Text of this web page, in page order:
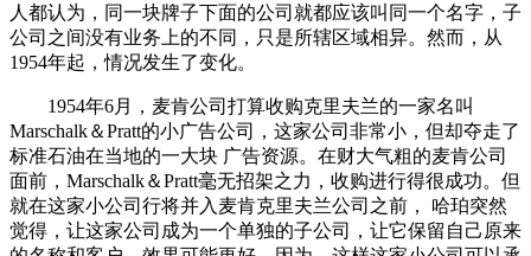
人都认为，同一块牌子下面的公司就都应该叫同一个名字，子
公司之间没有业务上的不同，只是所辖区域相异。然而，从
1954年起，情况发生了变化。
1954年6月，麦肯公司打算收购克里夫兰的一家名叫
Marschalk＆Pratt的小广告公司，这家公司非常小，但却夺走了
标准石油在当地的一大块 广告资源。在财大气粗的麦肯公司
面前，Marschalk＆Pratt毫无招架之力，收购进行得很成功。但
就在这家小公司行将并入麦肯克里夫兰公司之前， 哈珀突然
觉得，让这家公司成为一个单独的子公司，让它保留自己原来